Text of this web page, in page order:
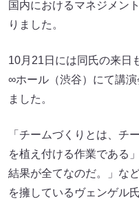
国内におけるマネジメン
りました。
10月21日には同氏の来日
∞ホール（渋谷）にて講
ました。
「チームづくりとは、チ
を植え付ける作業である
結果が全てなのだ。」な
を擁しているヴェンゲル氏